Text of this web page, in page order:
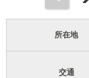
所在地
交通